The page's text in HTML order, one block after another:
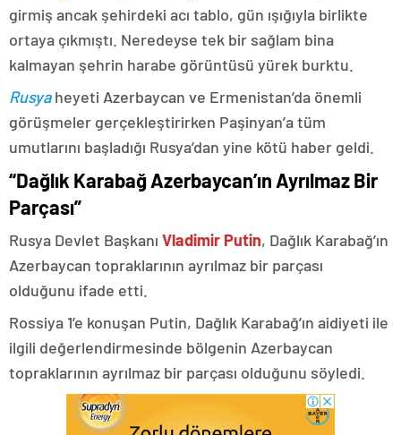
girmiş ancak şehirdeki acı tablo, gün ışığıyla birlikte
ortaya çıkmıştı. Neredeyse tek bir sağlam bina
kalmayan şehrin harabe görüntüsü yürek burktu.
Rusyaheyeti Azerbaycan ve Ermenistan’da önemli
görüşmeler gerçekleştirirken Paşinyan’a tüm
umutlarını başladığı Rusya’dan yine kötü haber geldi.
“Dağlık Karabağ Azerbaycan’ın Ayrılmaz Bir
Parçası”
Rusya Devlet Başkanı Vladimir Putin, Dağlık Karabağ’ın
Azerbaycan topraklarının ayrılmaz bir parçası
olduğunu ifade etti.
Rossiya 1’e konuşan Putin, Dağlık Karabağ’ın aidiyeti ile
ilgili değerlendirmesinde bölgenin Azerbaycan
topraklarının ayrılmaz bir parçası olduğunu söyledi.